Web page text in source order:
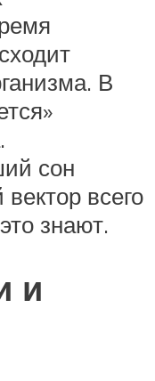
В
сон
всего
знают.
и